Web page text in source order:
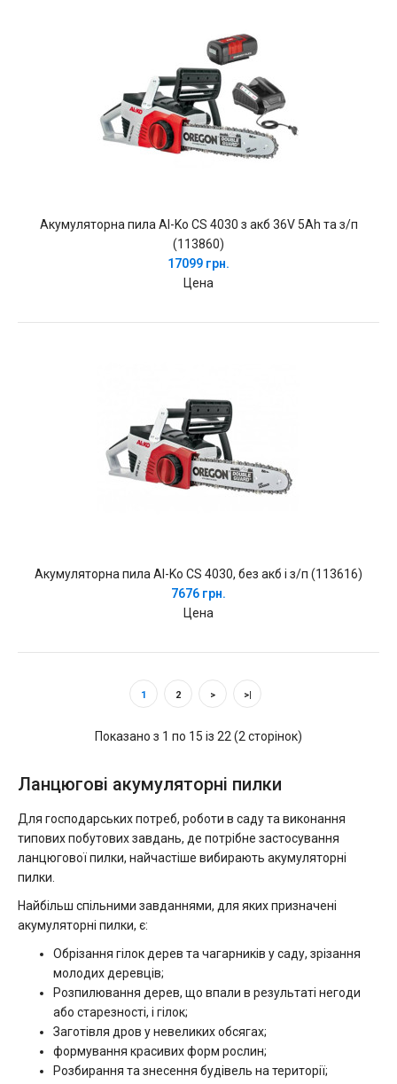
Акумуляторна пила Al-Ko CS 4030 з акб 36V 5Ah та з/п
(113860)
17099 грн.
Цена
Акумуляторна пила Al-Ko CS 4030, без акб і з/п (113616)
7676 грн.
Цена
1 2 > >|
Показано з 1 по 15 із 22 (2 сторінок)
Ланцюгові акумуляторні пилки
Для господарських потреб, роботи в саду та виконання
типових побутових завдань, де потрібне застосування
ланцюгової пилки, найчастіше вибирають акумуляторні
пилки.
Найбільш спільними завданнями, для яких призначені
акумуляторні пилки, є:
Обрізання гілок дерев та чагарників у саду, зрізання
молодих деревців;
Розпилювання дерев, що впали в результаті негоди
або старезності, і гілок;
Заготівля дров у невеликих обсягах;
формування красивих форм рослин;
Розбирання та знесення будівель на території;